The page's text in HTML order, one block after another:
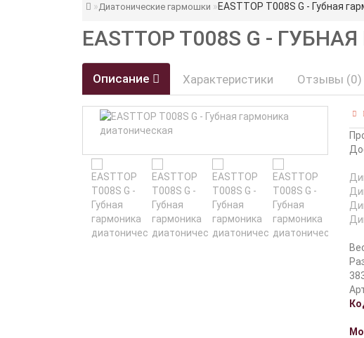
Диатонические гармошки EASTTOP T008S G - Губная
EASTTOP T008S G -
Описание Характеристики Отзывы (0)